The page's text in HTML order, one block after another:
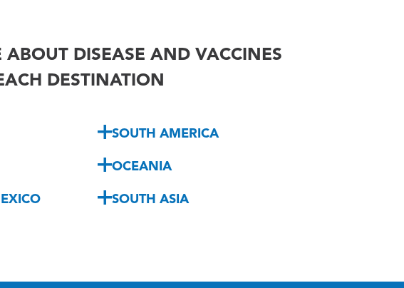
ABOUT DISEASE AND VACCINES
DESTINATION
SOUTH AMERICA
OCEANIA
SOUTH ASIA